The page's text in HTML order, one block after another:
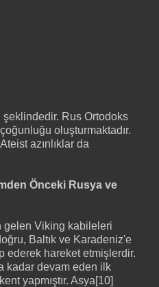
Rus Ortodoks
oluşturmaktadır.
azınlıklar da
Önceki Rusya ve
gelen Viking kabileleri
Baltık ve Karadeniz'e
ederek hareket etmişlerdir.
kadar devam eden ilk
yapmıştır. Asya[10]